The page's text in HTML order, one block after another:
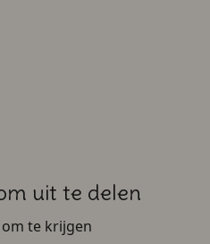
uit te delen
te krijgen